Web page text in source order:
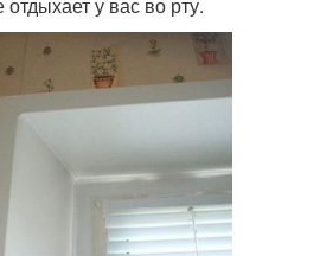
у вас во рту.